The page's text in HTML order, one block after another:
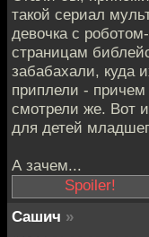
такой сериал
девочка с
страницам
забабахали, куда
приплели -
смотрели же. Вот
для детей
А зачем...
пропаганда, знаете
Сашич »